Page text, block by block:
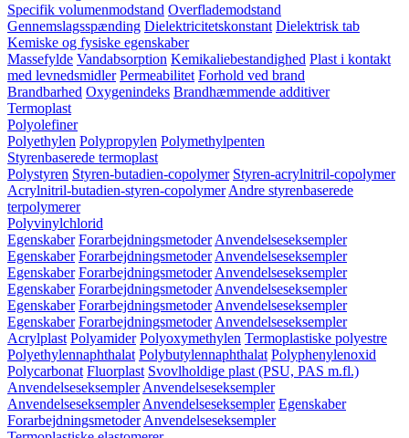
Specifik volumenmodstand Overflademodstand
Gennemslagsspænding Dielektricitetskonstant Dielektrisk tab
Kemiske og fysiske egenskaber
Massefylde Vandabsorption Kemikaliebestandighed Plast i kontakt
med levnedsmidler Permeabilitet Forhold ved brand
Brandbarhed Oxygenindeks Brandhæmmende additiver
Termoplast
Polyolefiner
Polyethylen Polypropylen Polymethylpenten
Styrenbaserede termoplast
Polystyren Styren-butadien-copolymer Styren-acrylnitril-copolymer
Acrylnitril-butadien-styren-copolymer Andre styrenbaserede
terpolymerer
Polyvinylchlorid
Egenskaber Forarbejdningsmetoder Anvendelseseksempler
Egenskaber Forarbejdningsmetoder Anvendelseseksempler
Egenskaber Forarbejdningsmetoder Anvendelseseksempler
Egenskaber Forarbejdningsmetoder Anvendelseseksempler
Egenskaber Forarbejdningsmetoder Anvendelseseksempler
Egenskaber Forarbejdningsmetoder Anvendelseseksempler
Acrylplast Polyamider Polyoxymethylen Termoplastiske polyestre
Polyethylennaphthalat Polybutylennaphthalat Polyphenylenoxid
Polycarbonat Fluorplast Svovlholdige plast (PSU, PAS m.fl.)
Anvendelseseksempler Anvendelseseksempler
Anvendelseseksempler Anvendelseseksempler Egenskaber
Forarbejdningsmetoder Anvendelseseksempler